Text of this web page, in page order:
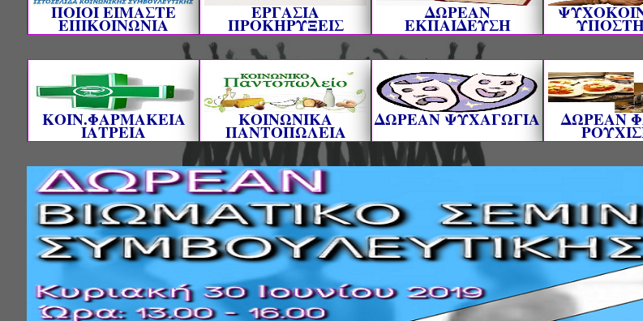
ΠΟΙΟΙ ΕΙΜΑΣΤΕ
ΕΠΙΚΟΙΝΩΝΙΑ
ΕΡΓΑΣΙΑ
ΠΡΟΚΗΡΥΞΕΙΣ
ΔΩΡΕΑΝ
ΕΚΠΑΙΔΕΥΣΗ
ΚΟΙΝ.ΦΑΡΜΑΚΕΙΑ
ΙΑΤΡΕΙΑ
ΚΟΙΝΩΝΙΚΑ
ΠΑΝΤΟΠΩΛΕΙΑ
ΔΩΡΕΑΝ ΨΥΧΑΓΩΓΙΑ ΔΩΡΕΑΝ